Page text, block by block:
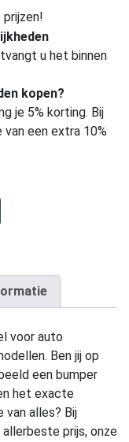
u het binnen
kopen?
je 5% korting. Bij
een extra 10%
voor auto
Ben jij op
een bumper
het exacte
alles? Bij
prijs, onze